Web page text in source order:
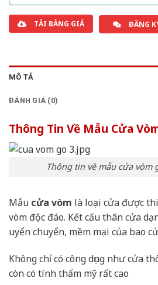
TẢI BẢNG GIÁ ĐĂNG
MÔ TẢ
ĐÁNH GIÁ (0)
Thông Tin Về Mẫu Cửa
Thông tin về mẫu cửa vòm
Mẫu cửa vòm là loại cửa được
vòm độc đáo. Kết cấu thân cửa
uyển chuyển, mềm mại của bao
Không chỉ có công dụng như cửa
còn có tính thẩm mỹ rất cao